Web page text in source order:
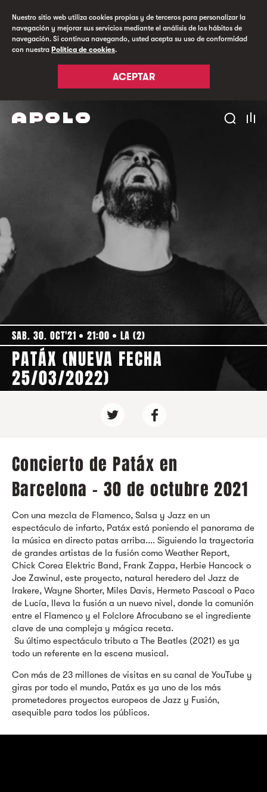
Nuestro sitio web utiliza cookies propias y de terceros para personalizar la
navegación y mejorar sus servicios mediante el análisis de los hábitos de
navegación. Si continua navegando, usted acepta su uso de conformidad
con nuestra Política de cookies.
ACEPTAR
SAB. 30. OCT'21 21:00 LA (2)
PATÁX (NUEVA FECHA
25/03/2022)
Concierto de Patáx en
Barcelona - 30 de octubre 2021
Con una mezcla de Flamenco, Salsa y Jazz en un
espectáculo de infarto, Patáx está poniendo el panorama de
la música en directo patas arriba.... Siguiendo la trayectoria
de grandes artistas de la fusión como Weather Report,
Chick Corea Elektric Band, Frank Zappa, Herbie Hancock o
Joe Zawinul, este proyecto, natural heredero del Jazz de
Irakere, Wayne Shorter, Miles Davis, Hermeto Pascoal o Paco
de Lucía, lleva la fusión a un nuevo nivel, donde la comunión
entre el Flamenco y el Folclore Afrocubano se el ingrediente
clave de una compleja y mágica receta.
Su último espectáculo tributo a The Beatles (2021) es ya
todo un referente en la escena musical.
Con más de 23 millones de visitas en su canal de YouTube y
giras por todo el mundo, Patáx es ya uno de los más
prometedores proyectos europeos de Jazz y Fusión,
asequible para todos los públicos.